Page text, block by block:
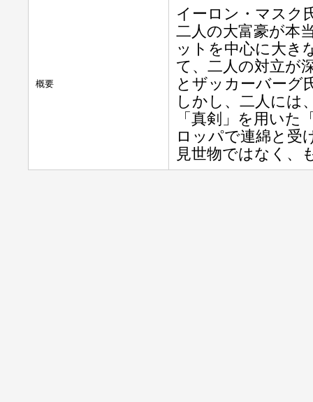
概要
イーロン・マスク
二人の大富豪が本
ットを中心に大き
て、二人の対立が
とザッカーバーグ
しかし、二人には
「真剣」を用い
ロッパで連綿と受
見世物ではなく、